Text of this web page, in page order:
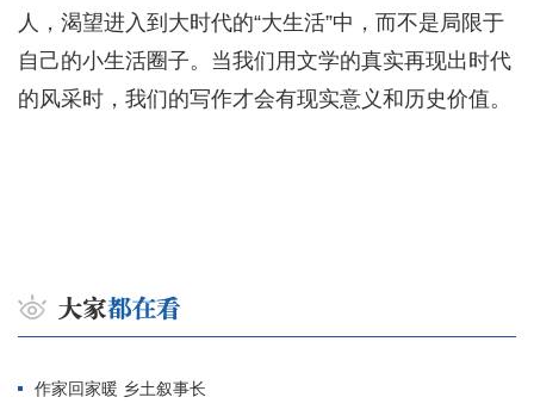
人，渴望进入到大时代的“大生活”中，而不是局限于
自己的小生活圈子。当我们用文学的真实再现出时代
的风采时，我们的写作才会有现实意义和历史价值。
作家回家暖 乡土叙事长